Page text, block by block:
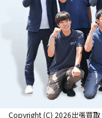
Copyright (C) 2026出張買取